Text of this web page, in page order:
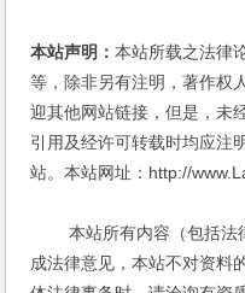
本站声明：本站所载之法律
等，除非另有注明，著作权
迎其他网站链接，但是，未
引用及经许可转载时均应注
站。本站网址：http://
本站所有内容（包括法
成法律意见，本站不对资料